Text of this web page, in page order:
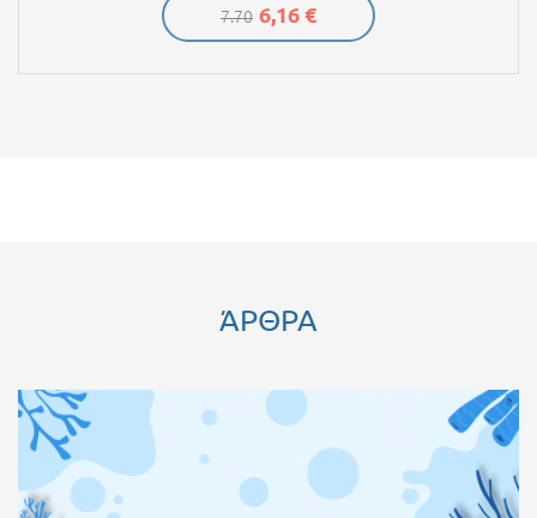
7.70 6,16 €
ΆΡΘΡΑ